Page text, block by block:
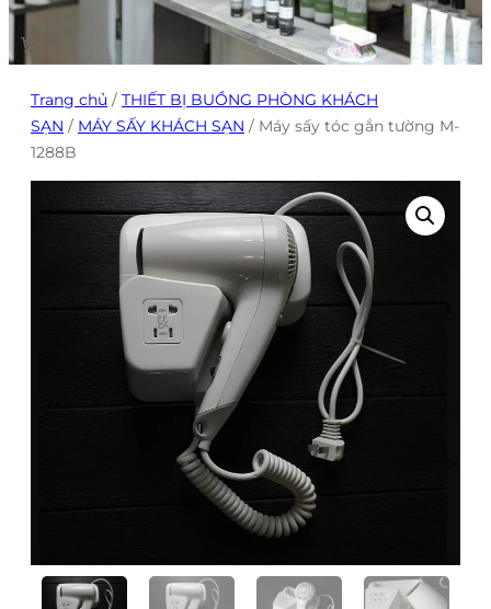
Trang chủ / THIẾT BỊ BUỒNG PHÒNG KHÁCH
SẠN / MÁY SẤY KHÁCH SẠN / Máy sấy tóc gắn tường M-
1288B